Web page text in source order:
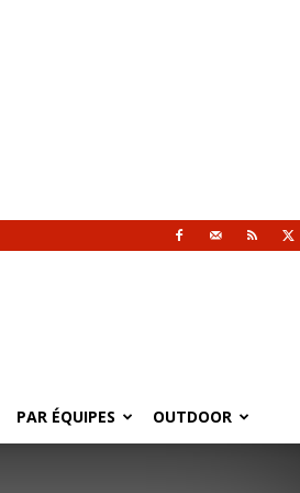
PAR ÉQUIPES OUTDOOR